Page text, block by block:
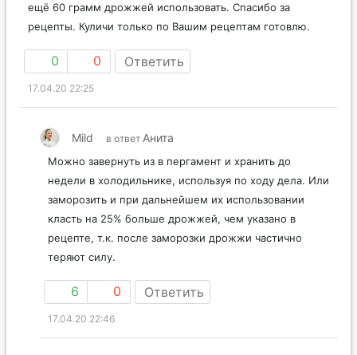
ещё 60 грамм дрожжей использовать. Спасибо за
рецепты. Куличи только по Вашим рецептам готовлю.
0 0 Ответить
17.04.20 22:25
Mild в ответ Анита
Можно завернуть из в пергамент и хранить до
недели в холодильнике, используя по ходу дела. Или
заморозить и при дальнейшем их использовании
класть на 25% больше дрожжей, чем указано в
рецепте, т.к. после заморозки дрожжи частично
теряют силу.
6 0 Ответить
17.04.20 22:46